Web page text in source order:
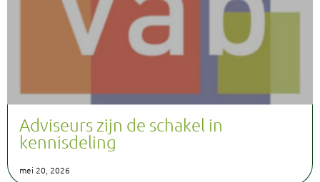
Adviseurs zijn de schakel in
kennisdeling
mei 20, 2026